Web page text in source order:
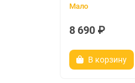
Мало
8 690 ₽
В корзину